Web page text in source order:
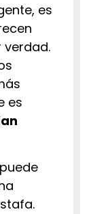
es
verdad.
es